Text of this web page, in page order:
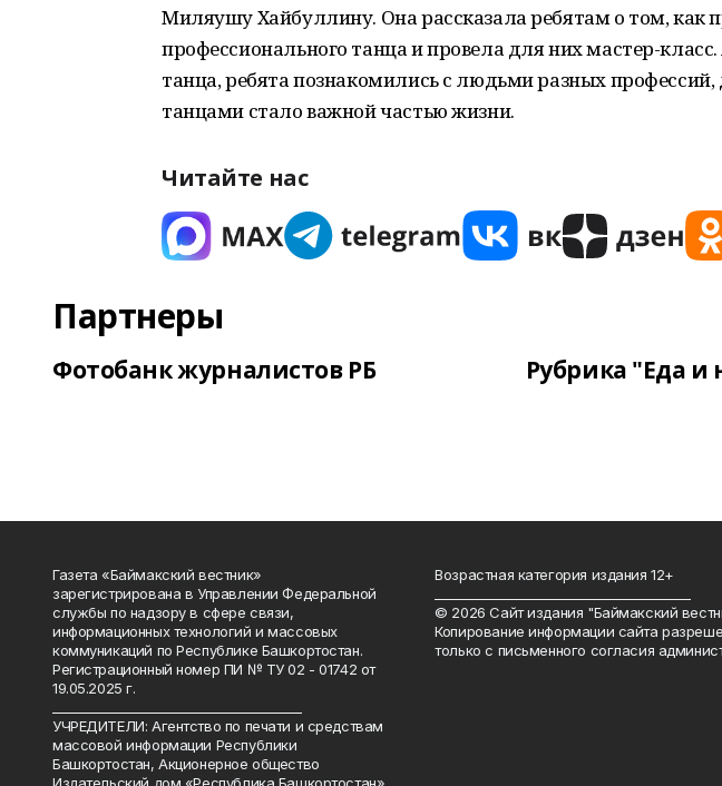
Миляушу Хайбуллину. Она рассказала ребятам о том, как
профессионального танца и провела для них мастер-класс.
танца, ребята познакомились с людьми разных
танцами стало важной частью жизни.
Читайте нас
Партнеры
Фотобанк журналистов РБ Рубрика "Еда и
Газета «Баймакский вестник»
зарегистрирована в Управлении Федеральной
службы по надзору в сфере связи,
информационных технологий и массовых
коммуникаций по Республике Башкортостан.
Регистрационный номер ПИ № ТУ 02 - 01742 от
19.05.2025 г.
УЧРЕДИТЕЛИ: Агентство по печати и средствам
массовой информации Республики
Башкортостан, Акционерное общество
Издательский дом «Республика Башкортостан»
Возрастная категория издания 12+
© 2026 Сайт издания "Баймакский
Копирование информации сайта
только с письменного согласия